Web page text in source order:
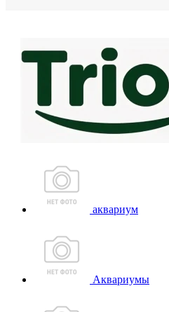
аквариум
Аквариумы